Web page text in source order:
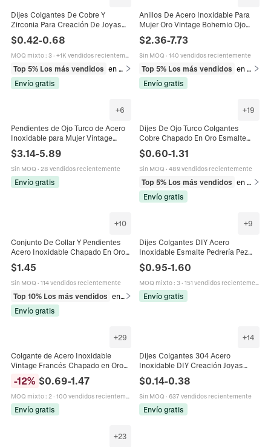
Dijes Colgantes De Cobre Y
Zirconia Para Creación De Joyas
DIY Cruz Estrella Luna Rayo Ojo
Turco Triángulo
$0.42-0.68
MOQ mixto: 3· +1K vendidos recientemente
Top 5% Los más vendidos
en Dijes
Envío gratis
Anillos De Acero Inoxidable Para
Mujer Oro Vintage Bohemio Ojo
Turco Sol Luna Lapislázuli Piedra
Natural Joyería
$2.36-7.73
Sin MOQ · 140 vendidos recientemente
Top 5% Los más vendidos
en Anillos
Envío gratis
+6
Pendientes de Ojo Turco de Acero
Inoxidable para Mujer Vintage
Bañado en Oro Perla Artificial
Diamantes Joyería
$3.14-5.89
Sin MOQ · 28 vendidos recientemente
Envío gratis
+19
Dijes De Ojo Turco Colgantes
Cobre Chapado En Oro Esmalte
Zirconia Cúbica Nazar Boho DIY
Accesorios Para Hacer Joyas
$0.60-1.31
Sin MOQ · 489 vendidos recientemente
Top 5% Los más vendidos
en Dijes
Envío gratis
+10
Conjunto De Collar Y Pendientes
Acero Inoxidable Chapado En Oro
Infinito Mariposa Joyas
$1.45
Sin MOQ · 114 vendidos recientemente
Top 10% Los más vendidos
en Juegos de joyería
Envío gratis
+9
Dijes Colgantes DIY Acero
Inoxidable Esmalte Pedrería Pez
Luck Suministros Joyería
$0.95-1.60
MOQ mixto: 3· 151 vendidos recientemente
Envío gratis
+29
Colgante de Acero Inoxidable
Vintage Francés Chapado en Oro
de 18 quilates en Piedra Natural
para la Creación de Joyas de
Bricolaje Mujeres Retro Ojo Turco
Estrella Concha Collares
-12% $0.69-1.47
MOQ mixto: 2· 100 vendidos recientemente
Envío gratis
+14
Dijes Colgantes 304 Acero
Inoxidable DIY Creación Joyas
Árbol De La Vida Libélula Ojo Turco
Nudo Celta Accesorios Joyería
$0.14-0.38
Sin MOQ · 637 vendidos recientemente
Envío gratis
+23